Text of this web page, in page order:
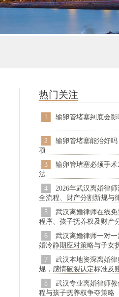
热门关注
1 输卵管堵塞到底会
2
输卵管堵塞能治好
项
3
输卵管堵塞必须手
法
4
2026年武汉离婚律
全流程、财产分割新规与
5
武汉离婚律师在线
程序、孩子抚养权及财产
6
武汉离婚律师一对
婚冷静期应对策略与子女
7
武汉本地资深离婚
规，感情破裂认定标准及
8
武汉专业离婚律师
程与孩子抚养权争夺策略